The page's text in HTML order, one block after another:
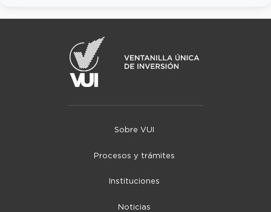
Sobre VUI
Procesos y trámites
Instituciones
Noticias